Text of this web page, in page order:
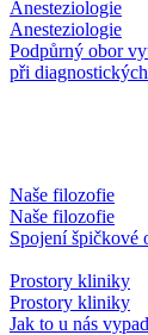
Anesteziologie
Anesteziologie
Podpůrný obor
při
Naše filozofie
Naše filozofie
Spojení špičkové
Prostory kliniky
Prostory kliniky
Jak to u nás